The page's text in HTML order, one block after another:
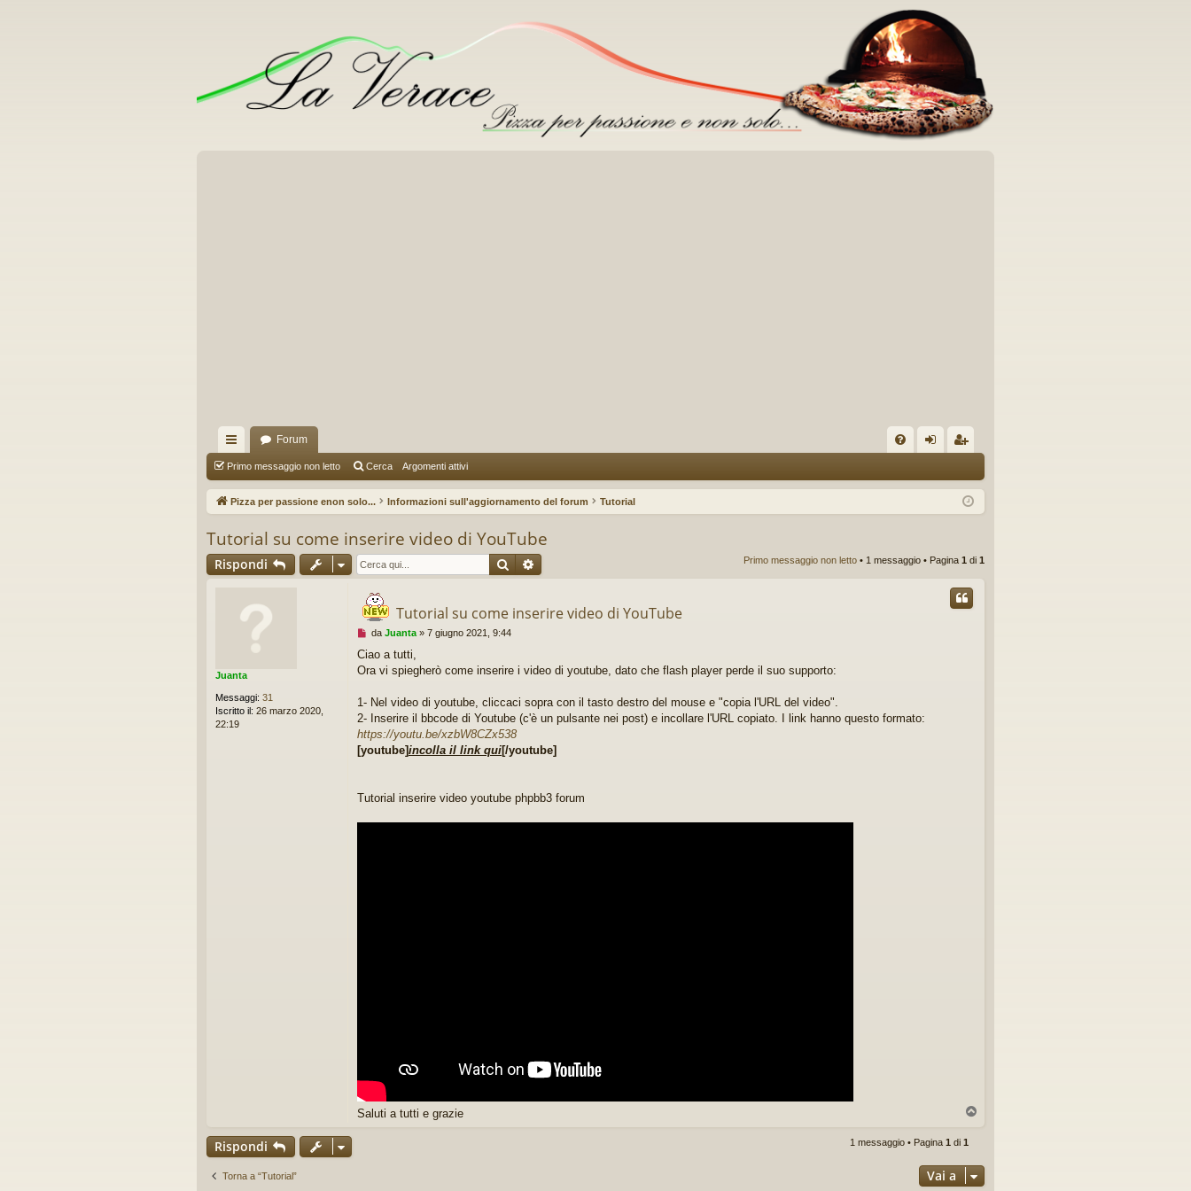
oll
eg
m
en
idi
Forum
Q in riv
Primo messaggio non letto Cerca Argomenti attivi
Pizza per passione enon solo... Informazioni sull'aggiornamento del forum Tutorial
Tutorial su come inserire video di YouTube
Rispondi CercaRicerca avanzata Primo messaggio non letto • 1 messaggio • Pagina 1 di 1
Juanta
Messaggi: 31
Iscritto il: 26 marzo 2020,
22:19
Tutorial su come inserire video di YouTube
M
s
s
g
g
o
d
g
da Juanta» 7 giugno 2021, 9:44
Ciao a tutti,
Ora vi spiegherò come inserire i video di youtube, dato che flash player perde il suo supporto:
1- Nel video di youtube, cliccaci sopra con il tasto destro del mouse e "copia l'URL del video".
2- Inserire il bbcode di Youtube (c'è un pulsante nei post) e incollare l'URL copiato. I link hanno questo formato:
https://youtu.be/xzbW8CZx538
[youtube]incolla il link qui[/youtube]
Tutorial inserire video youtube phpbb3 forum
Saluti a tutti e grazie
Rispondi 1 messaggio • Pagina 1 di 1
Torna a “Tutorial” Vai a